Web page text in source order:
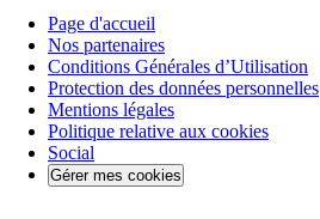
Page d'accueil
Nos partenaires
Conditions Générales d’Utilisation
Protection des données personnelles
Mentions légales
Politique relative aux cookies
Social
Gérer mes cookies